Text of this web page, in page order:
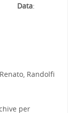
Data:
Randolfi
per